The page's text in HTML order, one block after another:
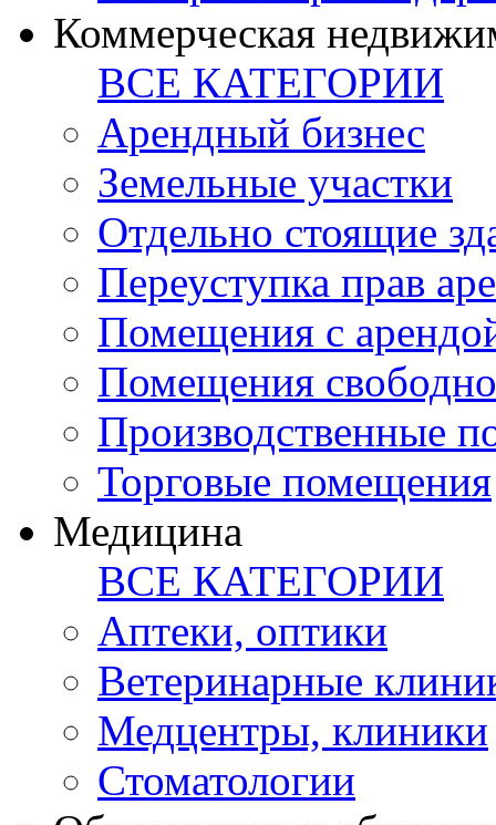
Коммерческая
ВСЕ КАТЕГОРИИ
Арендный бизнес
Земельные участки
Отдельно стоящие
Переуступка прав
Помещения с
Помещения
Производственные
Торговые помещения
Медицина
ВСЕ КАТЕГОРИИ
Аптеки, оптики
Ветеринарные
Медцентры, клиники
Стоматологии